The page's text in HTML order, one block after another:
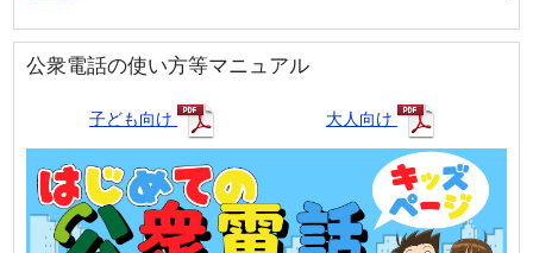
公衆電話の使い方等マニュアル
子ども向け 大人向け